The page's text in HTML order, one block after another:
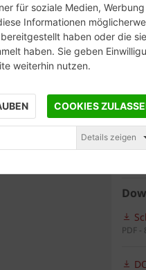
für soziale Medien, Werbung
Informationen
haben oder die sie
haben. Sie geben
weiterhin nutzen.
COOKIES
Details zeigen
PDF -